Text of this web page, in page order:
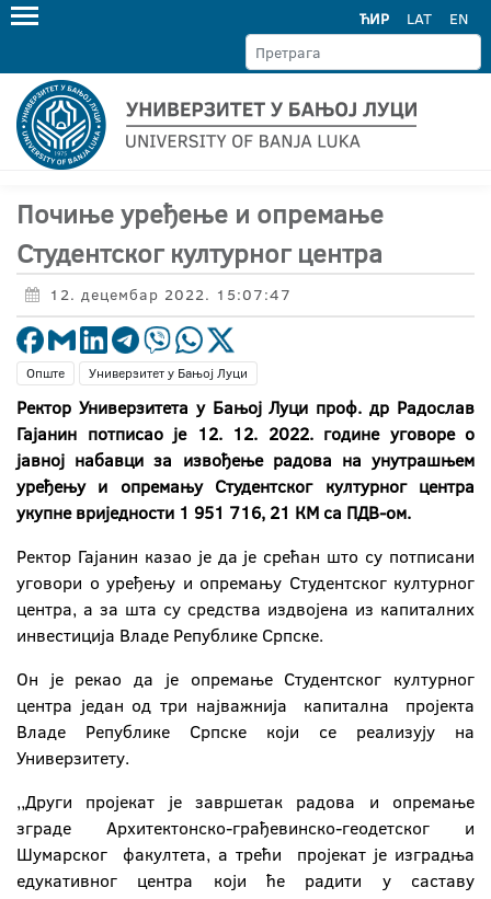
ЋИР LAT EN
Почиње уређење и опремање
Студентског културног центра
12. децембар 2022. 15:07:47
Опште Универзитет у Бањој Луци
Ректор Универзитета у Бањој Луци проф. др Радослав
Гајанин потписао је 12. 12. 2022. године уговоре о
јавној набавци за извођење радова на унутрашњем
уређењу и опремању Студентског културног центра
укупне вриједности 1 951 716, 21 КМ са ПДВ-ом.
Ректор Гајанин казао је да је срећан што су потписани
уговори о уређењу и опремању Студентског културног
центра, а за шта су средства издвојена из капиталних
инвестиција Владе Републике Српске.
Он је рекао да је опремање Студентског културног
центра један од три најважнија капитална пројекта
Владе Републике Српске који се реализују на
Универзитету.
,,Други пројекат је завршетак радова и опремање
зграде Архитектонско-грађевинско-геодетског и
Шумарског факултета, а трећи пројекат је изградња
едукативног центра који ће радити у саставу